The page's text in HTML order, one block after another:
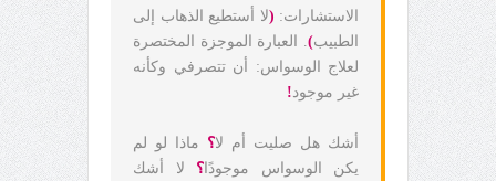
الاستشارات: (لا أستطيع الذهاب إلى
الطبيب) . العبارة الموجزة المختصرة
لعلاج الوسواس: أن تتصرفي وكأنه
غير موجود !
أشك هل صليت أم لا؟ ماذا لو لم
يكن الوسواس موجودًا ؟ لا أشك